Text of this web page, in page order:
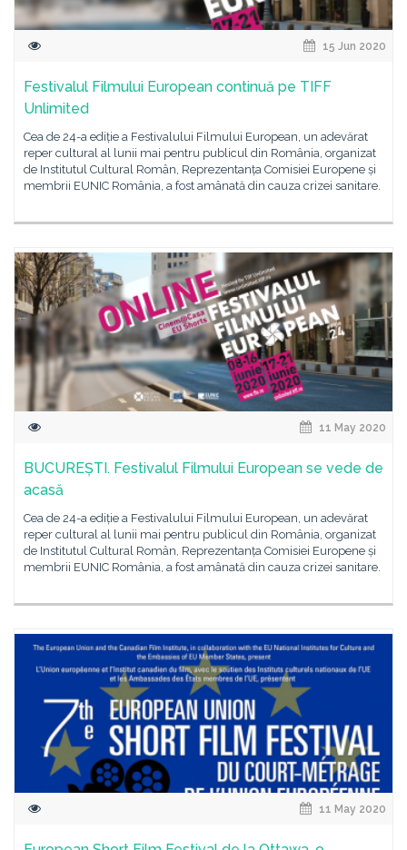
15 Jun 2020
Festivalul Filmului European continuă pe TIFF
Unlimited
Cea de 24-a ediție a Festivalului Filmului European, un adevărat
reper cultural al lunii mai pentru publicul din România, organizat
de Institutul Cultural Român, Reprezentanța Comisiei Europene și
membrii EUNIC România, a fost amânată din cauza crizei sanitare.
11 May 2020
BUCUREȘTI. Festivalul Filmului European se vede de
acasă
Cea de 24-a ediție a Festivalului Filmului European, un adevărat
reper cultural al lunii mai pentru publicul din România, organizat
de Institutul Cultural Român, Reprezentanța Comisiei Europene și
membrii EUNIC România, a fost amânată din cauza crizei sanitare.
11 May 2020